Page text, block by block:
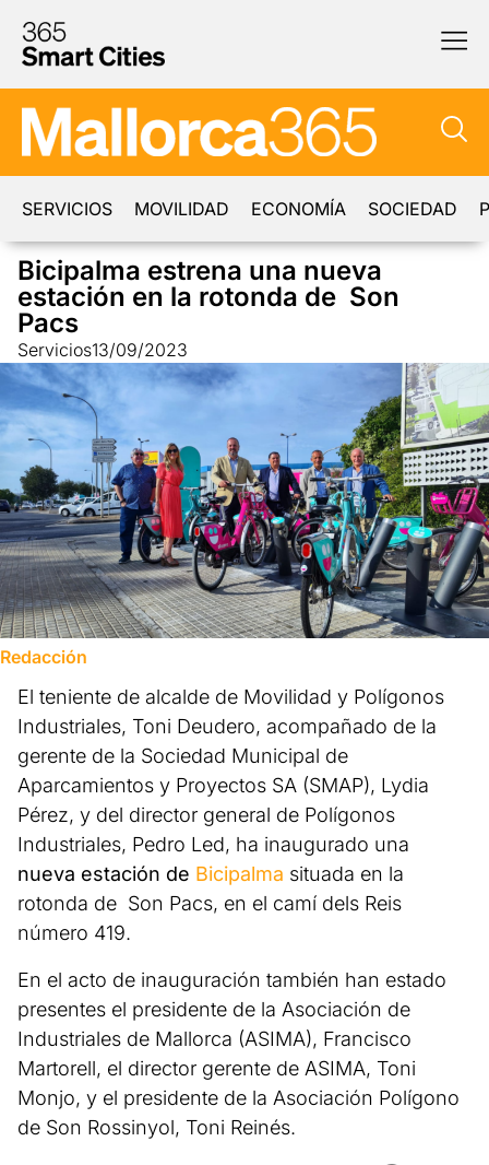
SERVICIOS MOVILIDAD ECONOMÍA SOCIEDAD
Bicipalma estrena una nueva
estación en la rotonda de Son
Pacs
Servicios13/09/2023
Redacción
El teniente de alcalde de Movilidad y Polígonos
Industriales, Toni Deudero, acompañado de la
gerente de la Sociedad Municipal de
Aparcamientos y Proyectos SA (SMAP), Lydia
Pérez, y del director general de Polígonos
Industriales, Pedro Led, ha inaugurado una
nueva estación de Bicipalma situada en la
rotonda de Son Pacs, en el camí dels Reis
número 419.
En el acto de inauguración también han estado
presentes el presidente de la Asociación de
Industriales de Mallorca (ASIMA), Francisco
Martorell, el director gerente de ASIMA, Toni
Monjo, y el presidente de la Asociación Polígono
de Son Rossinyol, Toni Reinés.